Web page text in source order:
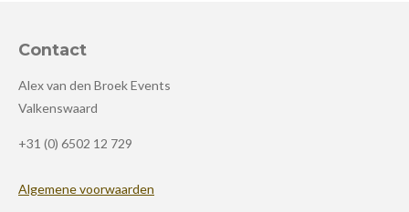
Contact
Alex van den Broek Events
Valkenswaard
+31 (0) 6502 12 729
Algemene voorwaarden